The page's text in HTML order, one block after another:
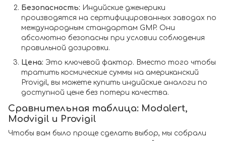
Безопасность: Индийские дженерики
производятся на сертифицированных заводах по
международным стандартам GMP. Они
абсолютно безопасны при условии соблюдения
правильной дозировки.
Цена: Это ключевой фактор. Вместо того чтобы
тратить космические суммы на американский
Provigil, вы можете купить индийские аналоги по
доступной цене без потери качества.
Сравнительная таблица: Modalert,
Modvigil и Provigil
Чтобы вам было проще сделать выбор, мы собрали